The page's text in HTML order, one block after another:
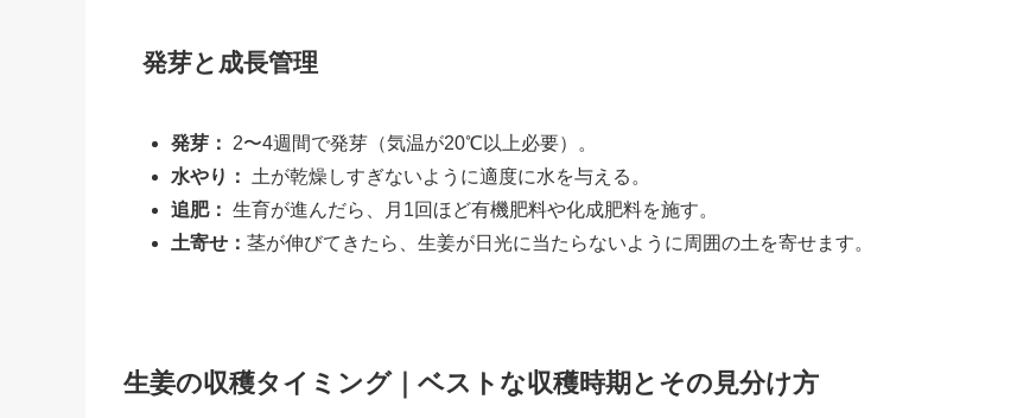
発芽と成長管理
発芽：
2〜4週間で発芽（気温が20℃以上必要）。
水やり：
土が乾燥しすぎないように適度に水を与える。
追肥： 生育が進んだら、月1回ほど有機肥料や化成肥料を施す。
土寄せ： 茎が伸びてきたら、生姜が日光に当たらないように周囲の土を寄せます。
生姜の収穫タイミング｜ベストな収穫時期とその見分け方